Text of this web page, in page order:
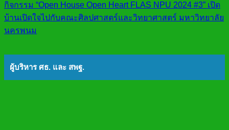
กิจกรรม “Open House Open Heart FLAS NPU 2024 #3” เปิด
บ้านเปิดใจไปกับคณะศิลปศาสตร์และวิทยาศาสตร์ มหาวิทยาลัย
นครพนม
ผู้บริหาร ศธ. และ สพฐ.